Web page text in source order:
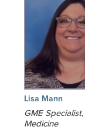
Lisa Mann
GME
Medicine